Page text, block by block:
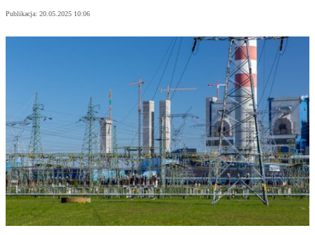
Publikacja: 20.05.2025 10:06